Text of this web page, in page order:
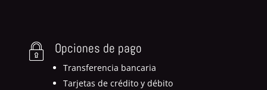
Opciones de pago
Transferencia bancaria
Tarjetas de crédito y débito